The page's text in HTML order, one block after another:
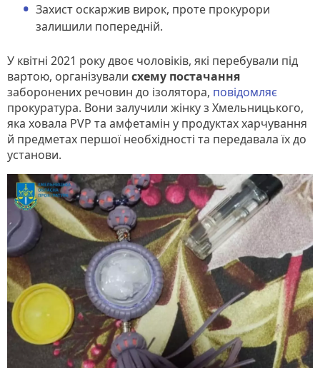
Захист оскаржив вирок, проте прокурори
залишили попередній.
У квітні 2021 року двоє чоловіків, які перебували під
вартою, організували схему постачання
заборонених речовин до ізолятора, повідомляє
прокуратура. Вони залучили жінку з Хмельницького,
яка ховала PVP та амфетамін у продуктах харчування
й предметах першої необхідності та передавала їх до
установи.